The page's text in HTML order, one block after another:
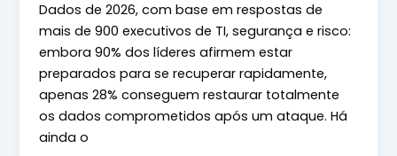
Dados de 2026, com base em respostas de
mais de 900 executivos de TI, segurança e risco:
embora 90% dos líderes afirmem estar
preparados para se recuperar rapidamente,
apenas 28% conseguem restaurar totalmente
os dados comprometidos após um ataque. Há
ainda o